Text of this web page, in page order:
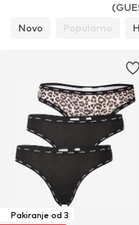
Novo
Popularno
Pakiranje od 3